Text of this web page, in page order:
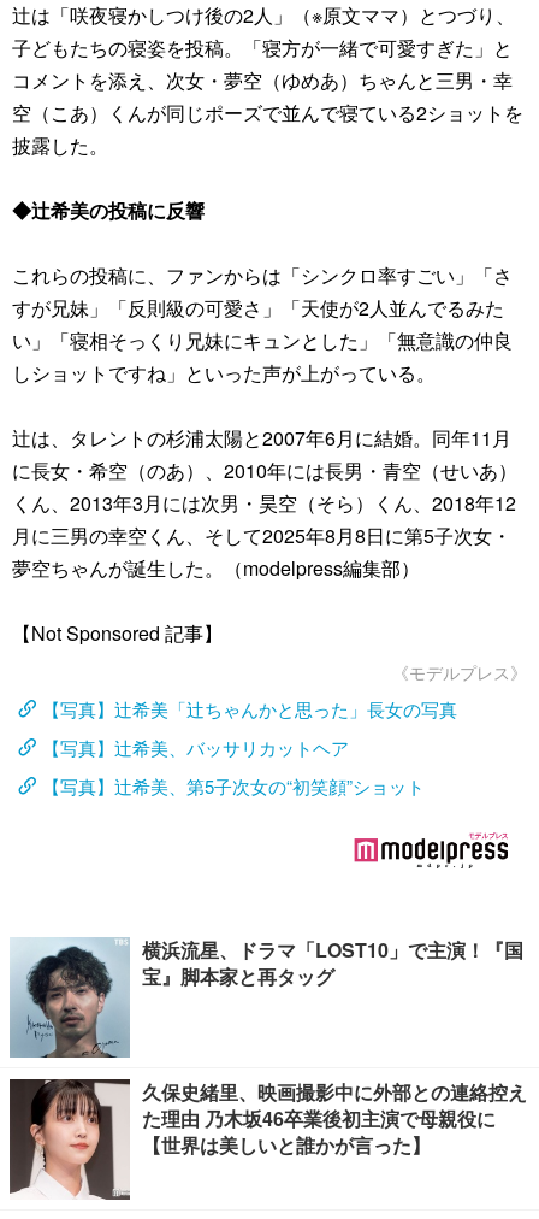
辻は「咲夜寝かしつけ後の2人」（※原文ママ）とつづり、
子どもたちの寝姿を投稿。「寝方が一緒で可愛すぎた」と
コメントを添え、次女・夢空（ゆめあ）ちゃんと三男・幸
空（こあ）くんが同じポーズで並んで寝ている2ショットを
披露した。
◆辻希美の投稿に反響
これらの投稿に、ファンからは「シンクロ率すごい」「さ
すが兄妹」「反則級の可愛さ」「天使が2人並んでるみた
い」「寝相そっくり兄妹にキュンとした」「無意識の仲良
しショットですね」といった声が上がっている。
辻は、タレントの杉浦太陽と2007年6月に結婚。同年11月
に長女・希空（のあ）、2010年には長男・青空（せいあ）
くん、2013年3月には次男・昊空（そら）くん、2018年12
月に三男の幸空くん、そして2025年8月8日に第5子次女・
夢空ちゃんが誕生した。（modelpress編集部）
【Not Sponsored 記事】
《モデルプレス》
【写真】辻希美「辻ちゃんかと思った」長女の写真
【写真】辻希美、バッサリカットヘア
【写真】辻希美、第5子次女の“初笑顔”ショット
横浜流星、ドラマ「LOST10」で主演！『国
宝』脚本家と再タッグ
久保史緒里、映画撮影中に外部との連絡控え
た理由 乃木坂46卒業後初主演で母親役に
【世界は美しいと誰かが言った】